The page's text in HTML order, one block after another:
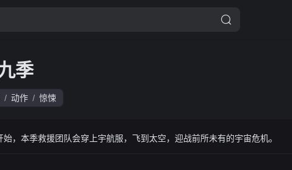
季
/ 动作 / 惊悚
，本季救援团队会穿上宇航服，飞到太空，迎战前所未有的宇宙危机。